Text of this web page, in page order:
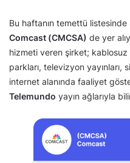
Bu haftanın temettü listesinde
Comcast (CMCSA) de yer
hizmeti veren şirket;
parkları, televizyon yayınları,
internet alanında faaliyet
Telemundo yayın ağlarıyla